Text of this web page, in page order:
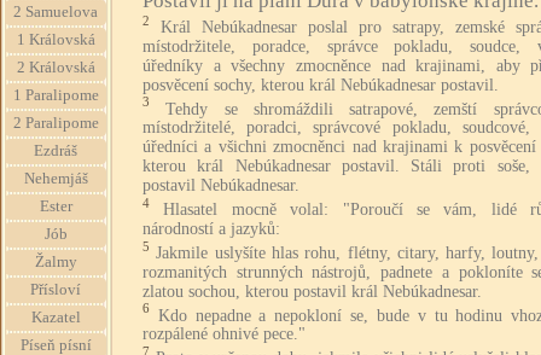
2 Samuelova
1 Královská
2 Královská
1 Paralipome
2 Paralipome
Ezdráš
Nehemjáš
Ester
Jób
Žalmy
Přísloví
Kazatel
Píseň písní
2
Král Nebúkadnesar poslal pro satrapy, zemské
místodržitele, poradce, správce pokladu, soudce,
úředníky a všechny zmocněnce nad krajinami, aby
posvěcení sochy, kterou král Nebúkadnesar postavil.
3
Tehdy se shromáždili satrapové, zemští
místodržitelé, poradci, správcové pokladu, soudcové,
úředníci a všichni zmocněnci nad krajinami k posvěcení
kterou král Nebúkadnesar postavil. Stáli proti soše,
postavil Nebúkadnesar.
4
Hlasatel mocně volal: "Poroučí se vám, lidé
národností a jazyků:
5 Jakmile uslyšíte hlas rohu, flétny, citary, harfy,
rozmanitých strunných nástrojů, padnete a pokloníte
zlatou sochou, kterou postavil král Nebúkadnesar.
6
Kdo nepadne a nepokloní se, bude v tu hodinu
rozpálené ohnivé pece."
7